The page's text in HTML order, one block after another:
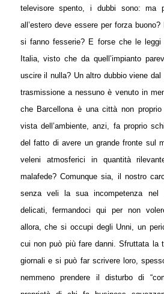
televisore spento, i dubbi sono: ma
all’estero deve essere per forza buono?
si fanno fesserie? E forse che le leggi
Italia, visto che da quell’impianto
uscire il nulla? Un altro dubbio viene
trasmissione a nessuno è venuto in
che Barcellona è una città non
vista dell’ambiente, anzi, fa proprio
del fatto di avere un grande fronte sul
veleni atmosferici in quantità
malafede? Comunque sia, il nostro
senza veli la sua incompetenza nel
delicati, fermandoci qui per non
allora, che si occupi degli Unni, un
cui non può più fare danni. Sfruttata la
giornali e si può far scrivere loro,
nemmeno prendere il disturbo di